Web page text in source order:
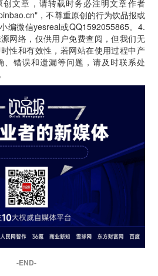
文章，请转载时务必注明文章作者
，不尊重原创的行为饮品报或
编微信yesreal或QQ1592055865。4.
网络，仅供用户免费查阅，但我们无
性和有效性，若网站在使用过程中产
、错误和遗漏等问题，请及时联系处
-END-